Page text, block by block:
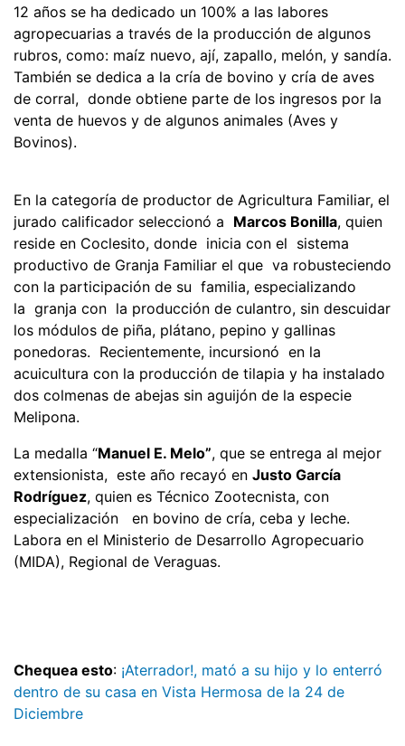
12 años se ha dedicado un 100% a las labores
agropecuarias a través de la producción de algunos
rubros, como: maíz nuevo, ají, zapallo, melón, y sandía.
También se dedica a la cría de bovino y cría de aves
de corral, donde obtiene parte de los ingresos por la
venta de huevos y de algunos animales (Aves y
Bovinos).
En la categoría de productor de Agricultura Familiar, el
jurado calificador seleccionó a Marcos Bonilla, quien
reside en Coclesito, donde inicia con el sistema
productivo de Granja Familiar el que va robusteciendo
con la participación de su familia, especializando
la granja con la producción de culantro, sin descuidar
los módulos de piña, plátano, pepino y gallinas
ponedoras. Recientemente, incursionó en la
acuicultura con la producción de tilapia y ha instalado
dos colmenas de abejas sin aguijón de la especie
Melipona.
La medalla “Manuel E. Melo”, que se entrega al mejor
extensionista, este año recayó en Justo García
Rodríguez, quien es Técnico Zootecnista, con
especialización en bovino de cría, ceba y leche.
Labora en el Ministerio de Desarrollo Agropecuario
(MIDA), Regional de Veraguas.
Chequea esto: ¡Aterrador!, mató a su hijo y lo enterró
dentro de su casa en Vista Hermosa de la 24 de
Diciembre